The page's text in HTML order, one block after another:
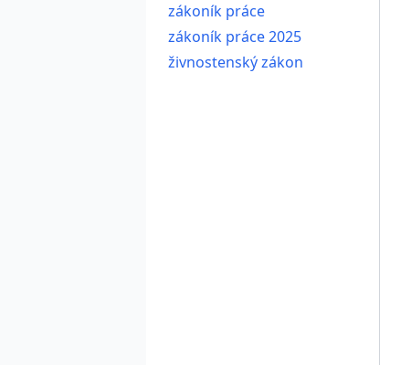
zákoník práce
zákoník práce 2025
živnostenský zákon